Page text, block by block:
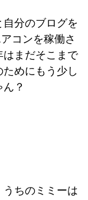
分のブログを
コンを稼働さ
まだそこまで
めにもう少し
？
ちのミミーは